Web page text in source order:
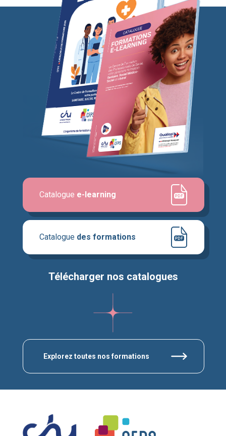
Explorez toutes nos formations
Télécharger nos catalogues
Catalogue des formations
Catalogue e-learning